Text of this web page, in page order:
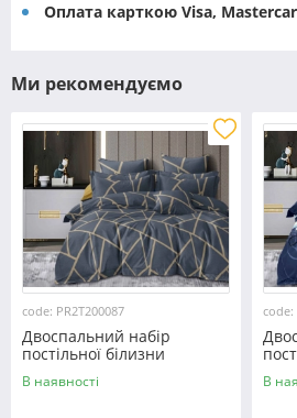
Оплата карткою Visa,
Ми рекомендуємо
code: PR2T200087
Двоспальний набір
постільної білизни
180*220 із полікотону
№200087 Черешенька™
В наявності
code:
В